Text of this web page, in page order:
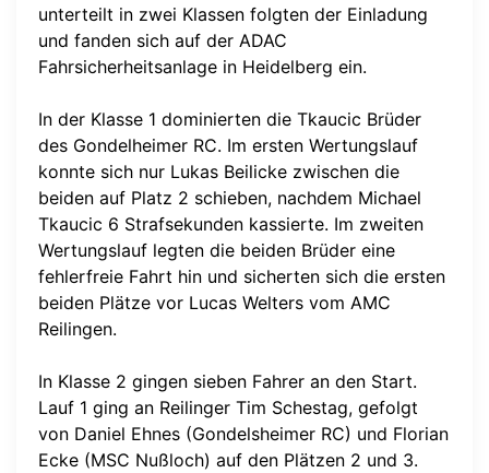
unterteilt in zwei Klassen folgten der Einladung
und fanden sich auf der ADAC
Fahrsicherheitsanlage in Heidelberg ein.
In der Klasse 1 dominierten die Tkaucic Brüder
des Gondelheimer RC. Im ersten Wertungslauf
konnte sich nur Lukas Beilicke zwischen die
beiden auf Platz 2 schieben, nachdem Michael
Tkaucic 6 Strafsekunden kassierte. Im zweiten
Wertungslauf legten die beiden Brüder eine
fehlerfreie Fahrt hin und sicherten sich die ersten
beiden Plätze vor Lucas Welters vom AMC
Reilingen.
In Klasse 2 gingen sieben Fahrer an den Start.
Lauf 1 ging an Reilinger Tim Schestag, gefolgt
von Daniel Ehnes (Gondelsheimer RC) und Florian
Ecke (MSC Nußloch) auf den Plätzen 2 und 3.